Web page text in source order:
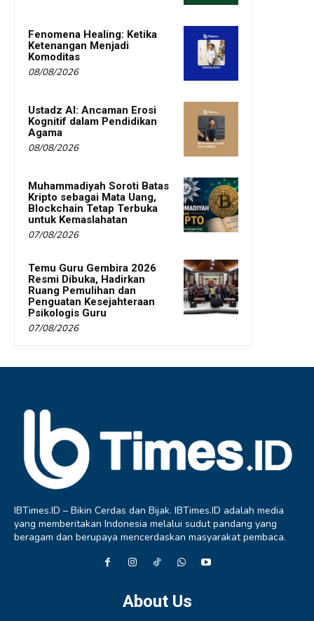
Fenomena Healing: Ketika
Ketenangan Menjadi
Komoditas
08/08/2026
Ustadz AI: Ancaman Erosi
Kognitif dalam Pendidikan
Agama
08/08/2026
Muhammadiyah Soroti Batas
Kripto sebagai Mata Uang,
Blockchain Tetap Terbuka
untuk Kemaslahatan
07/08/2026
Temu Guru Gembira 2026
Resmi Dibuka, Hadirkan
Ruang Pemulihan dan
Penguatan Kesejahteraan
Psikologis Guru
07/08/2026
IBTimes.ID – Bikin Cerdas dan Bijak. IBTimes.ID adalah media
yang memberitakan Indonesia melalui sudut pandang yang
beragam dan berupaya mencerdaskan masyarakat pembaca.
About Us